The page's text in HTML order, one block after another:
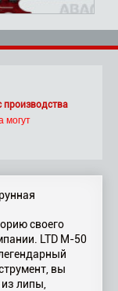
производства
могут
своего
LTD M-50
вы
липы,